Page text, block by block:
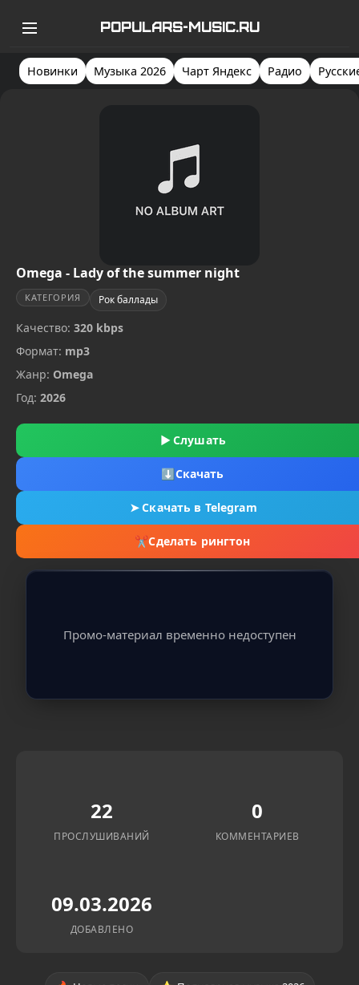
POPULARS-MUSIC.RU
Новинки Музыка 2026 Чарт Яндекс Радио
Omega - Lady of the summer night
КАТЕГОРИЯ Рок баллады
Качество: 320 kbps
Формат: mp3
Жанр: Omega
Год: 2026
▶ Слушать
⬇Скачать
➤Скачать в Telegram
✂Сделать рингтон
Промо-материал временно недоступен
22
ПРОСЛУШИВАНИЙ
0
КОММЕНТАРИЕВ
09.03.2026
ДОБАВЛЕНО